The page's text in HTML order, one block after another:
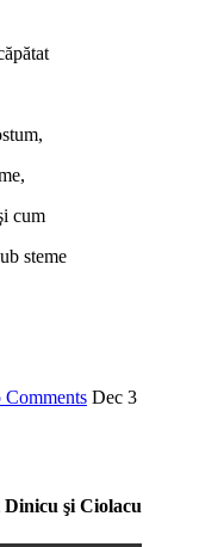
cum
steme
Comments Dec 3
şi Ciolacu